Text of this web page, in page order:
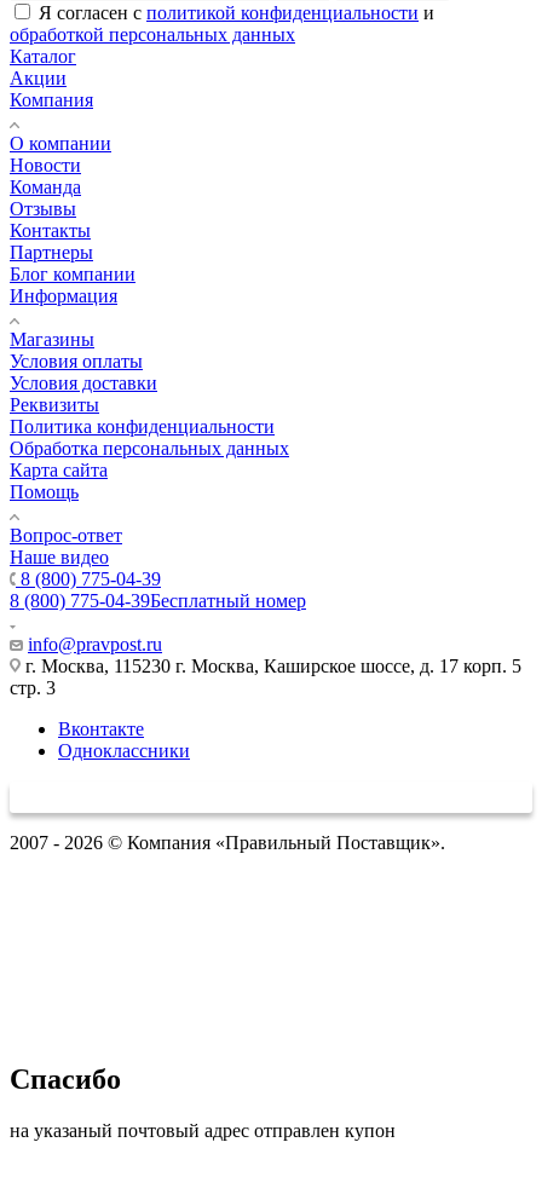
Я согласен с политикой конфиденциальности и
обработкой персональных данных
Каталог
Акции
Компания
О компании
Новости
Команда
Отзывы
Контакты
Партнеры
Блог компании
Информация
Магазины
Условия оплаты
Условия доставки
Реквизиты
Политика конфиденциальности
Обработка персональных данных
Карта сайта
Помощь
Вопрос-ответ
Наше видео
8 (800) 775-04-39
8 (800) 775-04-39Бесплатный номер
info@pravpost.ru
г. Москва, 115230 г. Москва, Каширское шоссе, д. 17 корп. 5
стр. 3
Вконтакте
Одноклассники
2007 - 2026 © Компания «Правильный Поставщик».
Спасибо
на указаный почтовый адрес отправлен купон